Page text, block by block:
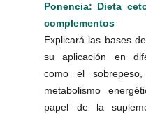
Ponencia: Dieta
complementos
Explicará las bases
su aplicación en
como el
metabolismo
papel de la